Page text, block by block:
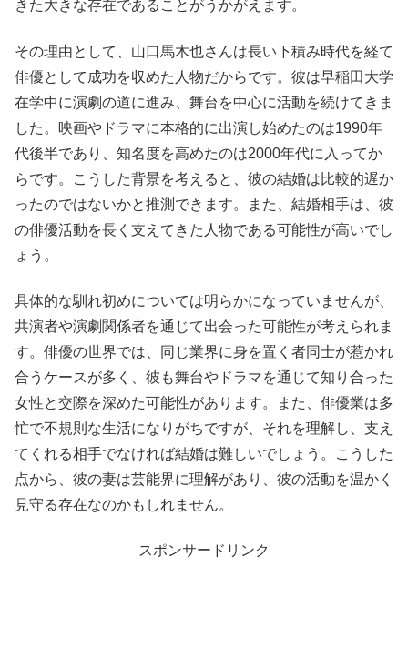
きた大きな存在であることがうかがえます。
その理由として、山口馬木也さんは長い下積み時代を経て
俳優として成功を収めた人物だからです。彼は早稲田大学
在学中に演劇の道に進み、舞台を中心に活動を続けてきま
した。映画やドラマに本格的に出演し始めたのは1990年
代後半であり、知名度を高めたのは2000年代に入ってか
らです。こうした背景を考えると、彼の結婚は比較的遅か
ったのではないかと推測できます。また、結婚相手は、彼
の俳優活動を長く支えてきた人物である可能性が高いでし
ょう。
具体的な馴れ初めについては明らかになっていませんが、
共演者や演劇関係者を通じて出会った可能性が考えられま
す。俳優の世界では、同じ業界に身を置く者同士が惹かれ
合うケースが多く、彼も舞台やドラマを通じて知り合った
女性と交際を深めた可能性があります。また、俳優業は多
忙で不規則な生活になりがちですが、それを理解し、支え
てくれる相手でなければ結婚は難しいでしょう。こうした
点から、彼の妻は芸能界に理解があり、彼の活動を温かく
見守る存在なのかもしれません。
スポンサードリンク